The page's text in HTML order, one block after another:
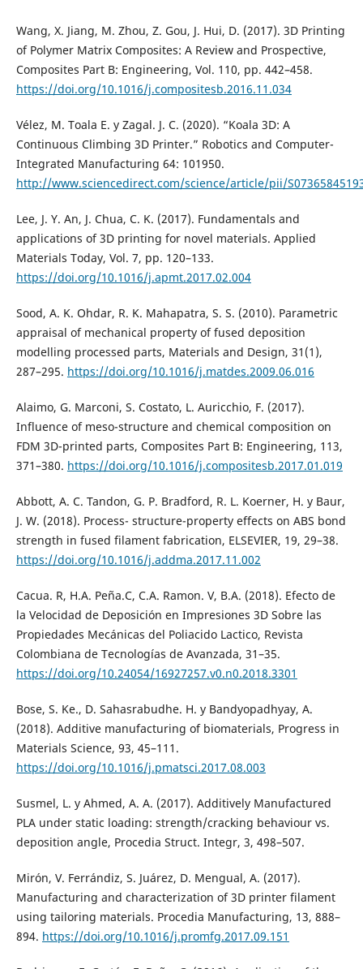
Wang, X. Jiang, M. Zhou, Z. Gou, J. Hui, D. (2017). 3D Printing
of Polymer Matrix Composites: A Review and Prospective,
Composites Part B: Engineering, Vol. 110, pp. 442–458.
https://doi.org/10.1016/j.compositesb.2016.11.034
Vélez, M. Toala E. y Zagal. J. C. (2020). “Koala 3D: A
Continuous Climbing 3D Printer.” Robotics and Computer-
Integrated Manufacturing 64: 101950.
http://www.sciencedirect.com/science/article/pii/
Lee, J. Y. An, J. Chua, C. K. (2017). Fundamentals and
applications of 3D printing for novel materials. Applied
Materials Today, Vol. 7, pp. 120–133.
https://doi.org/10.1016/j.apmt.2017.02.004
Sood, A. K. Ohdar, R. K. Mahapatra, S. S. (2010). Parametric
appraisal of mechanical property of fused deposition
modelling processed parts, Materials and Design, 31(1),
287–295. https://doi.org/10.1016/j.matdes.2009.06.016
Alaimo, G. Marconi, S. Costato, L. Auricchio, F. (2017).
Influence of meso-structure and chemical composition on
FDM 3D-printed parts, Composites Part B: Engineering, 113,
371–380. https://doi.org/10.1016/j.compositesb.2017.01.019
Abbott, A. C. Tandon, G. P. Bradford, R. L. Koerner, H. y Baur,
J. W. (2018). Process- structure-property effects on ABS bond
strength in fused filament fabrication, ELSEVIER, 19, 29–38.
https://doi.org/10.1016/j.addma.2017.11.002
Cacua. R, H.A. Peña.C, C.A. Ramon. V, B.A. (2018). Efecto de
la Velocidad de Deposición en Impresiones 3D Sobre las
Propiedades Mecánicas del Poliacido Lactico, Revista
Colombiana de Tecnologías de Avanzada, 31–35.
https://doi.org/10.24054/16927257.v0.n0.2018.3301
Bose, S. Ke., D. Sahasrabudhe. H. y Bandyopadhyay, A.
(2018). Additive manufacturing of biomaterials, Progress in
Materials Science, 93, 45–111.
https://doi.org/10.1016/j.pmatsci.2017.08.003
Susmel, L. y Ahmed, A. A. (2017). Additively Manufactured
PLA under static loading: strength/cracking behaviour vs.
deposition angle, Procedia Struct. Integr, 3, 498–507.
Mirón, V. Ferrándiz, S. Juárez, D. Mengual, A. (2017).
Manufacturing and characterization of 3D printer filament
using tailoring materials. Procedia Manufacturing, 13, 888–
894. https://doi.org/10.1016/j.promfg.2017.09.151